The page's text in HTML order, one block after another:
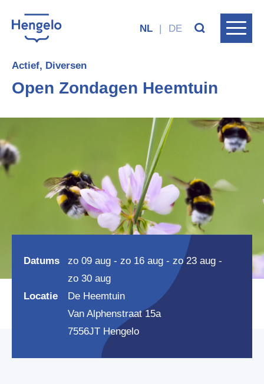
NL | DE
Actief, Diversen
Open Zondagen Heemtuin
Datums
zo 09 aug - zo 16 aug - zo 23 aug -
zo 30 aug
Locatie
De Heemtuin
Van Alphenstraat 15a
7556JT Hengelo